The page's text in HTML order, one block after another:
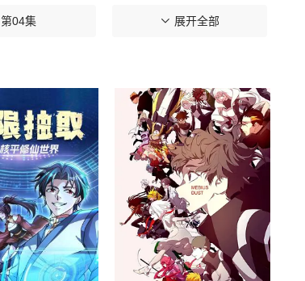
第04集 第03集
展开全部